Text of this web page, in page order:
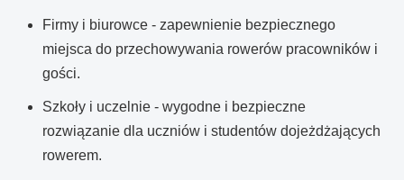
Firmy i biurowce - zapewnienie bezpiecznego
miejsca do przechowywania rowerów pracowników i
gości.
Szkoły i uczelnie - wygodne i bezpieczne
rozwiązanie dla uczniów i studentów dojeżdżających
rowerem.